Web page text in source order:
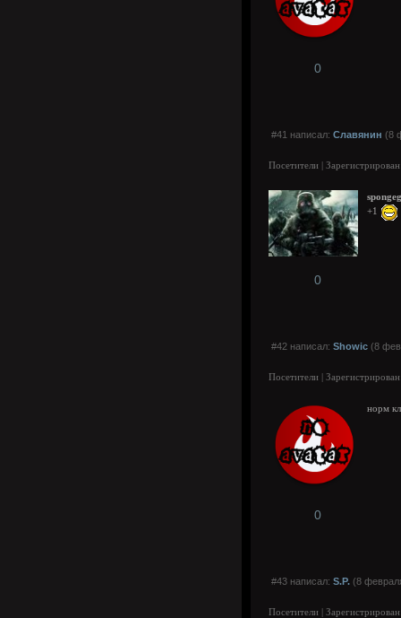
0
#41 написал: Славянин (8
Посетители |
+1
0
#42 написал: Showic (8
Посетители |
норм
0
#43 написал: S.P. (8
Посетители |